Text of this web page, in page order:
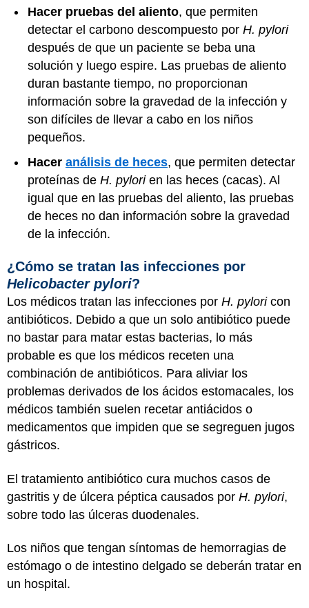
Hacer pruebas del aliento, que permiten
detectar el carbono descompuesto por H. pylori
después de que un paciente se beba una
solución y luego espire. Las pruebas de aliento
duran bastante tiempo, no proporcionan
información sobre la gravedad de la infección y
son difíciles de llevar a cabo en los niños
pequeños.
Hacer análisis de heces, que permiten detectar
proteínas de H. pylorien las heces (cacas). Al
igual que en las pruebas del aliento, las pruebas
de heces no dan información sobre la gravedad
de la infección.
¿Cómo se tratan las infecciones por
Helicobacter pylori?
Los médicos tratan las infecciones por H. pyloricon
antibióticos. Debido a que un solo antibiótico puede
no bastar para matar estas bacterias, lo más
probable es que los médicos receten una
combinación de antibióticos. Para aliviar los
problemas derivados de los ácidos estomacales, los
médicos también suelen recetar antiácidos o
medicamentos que impiden que se segreguen jugos
gástricos.
El tratamiento antibiótico cura muchos casos de
gastritis y de úlcera péptica causados por H. pylori,
sobre todo las úlceras duodenales.
Los niños que tengan síntomas de hemorragias de
estómago o de intestino delgado se deberán tratar en
un hospital.